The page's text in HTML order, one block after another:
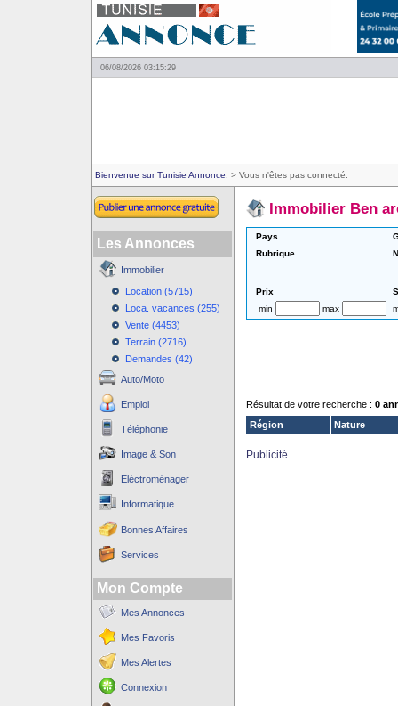
06/08/2026 03:15:29
Bienvenue sur Tunisie Annonce. > Vous n'êtes pas connecté.
Les Annonces
Immobilier
Location (5715)
Loca. vacances (255)
Vente (4453)
Terrain (2716)
Demandes (42)
Auto/Moto
Emploi
Téléphonie
Image & Son
Eléctroménager
Informatique
Bonnes Affaires
Services
Mon Compte
Mes Annonces
Mes Favoris
Mes Alertes
Connexion
Immobilier Ben
Pays
Rubrique
Prix
min
max
Résultat de votre recherche : 0
Région
Nature
Publicité